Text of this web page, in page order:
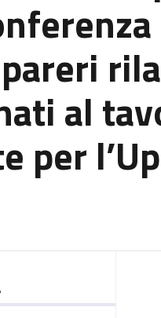
al
per